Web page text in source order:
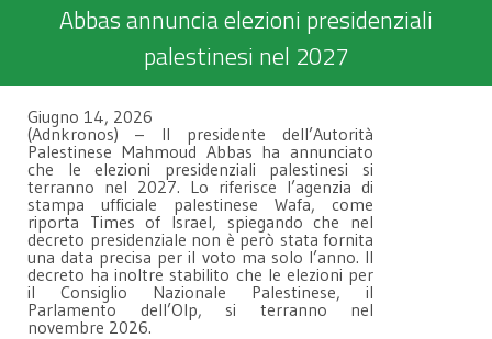
Abbas annuncia elezioni presidenziali
palestinesi nel 2027
Giugno 14, 2026
(Adnkronos) – Il presidente dell’Autorità
Palestinese Mahmoud Abbas ha annunciato
che le elezioni presidenziali palestinesi si
terranno nel 2027. Lo riferisce l’agenzia di
stampa ufficiale palestinese Wafa, come
riporta Times of Israel, spiegando che nel
decreto presidenziale non è però stata fornita
una data precisa per il voto ma solo l’anno. Il
decreto ha inoltre stabilito che le elezioni per
il Consiglio Nazionale Palestinese, il
Parlamento dell’Olp, si terranno nel
novembre 2026.